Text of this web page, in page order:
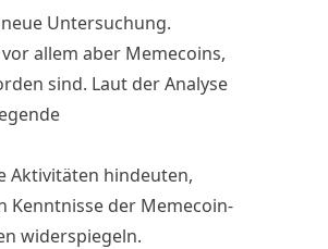
neue Untersuchung.
allem aber Memecoins,
sind. Laut der Analyse
Aktivitäten hindeuten,
Kenntnisse der Memecoin-
widerspiegeln.